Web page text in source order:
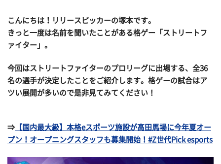
こんにちは！リリースピッカーの塚本です。
きっと一度は名前を聞いたことがある格ゲー「ストリートフ
ァイター」。
今回はストリートファイターのプロリーグに出場する、全36
名の選手が決定したことをご紹介します。格ゲーの試合はア
ツい展開が多いので是非見てみてください！
⇒【国内最大級】本格eスポーツ施設が高田馬場に今年夏オー
プン！オープニングスタッフも募集開始！#Z世代Pick esports